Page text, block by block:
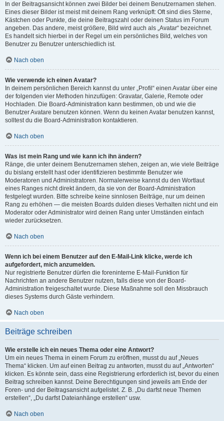
In der Beitragsansicht können zwei Bilder bei deinem Benutzernamen stehen.
Eines dieser Bilder ist meist mit deinem Rang verknüpft: Oft sind dies Sterne,
Kästchen oder Punkte, die deine Beitragszahl oder deinen Status im Forum
angeben. Das andere, meist größere, Bild wird auch als „Avatar“ bezeichnet.
Es handelt sich hierbei in der Regel um ein persönliches Bild, welches von
Benutzer zu Benutzer unterschiedlich ist.
Nach oben
Wie verwende ich einen Avatar?
In deinem persönlichen Bereich kannst du unter „Profil“ einen Avatar über eine
der folgenden vier Methoden hinzufügen: Gravatar, Galerie, Remote oder
Hochladen. Die Board-Administration kann bestimmen, ob und wie die
Benutzer Avatare benutzen können. Wenn du keinen Avatar benutzen kannst,
solltest du die Board-Administration kontaktieren.
Nach oben
Was ist mein Rang und wie kann ich ihn ändern?
Ränge, die unter deinem Benutzernamen stehen, zeigen an, wie viele Beiträge
du bislang erstellt hast oder identifizieren bestimmte Benutzer wie
Moderatoren und Administratoren. Normalerweise kannst du den Wortlaut
eines Ranges nicht direkt ändern, da sie von der Board-Administration
festgelegt wurden. Bitte schreibe keine sinnlosen Beiträge, nur um deinen
Rang zu erhöhen — die meisten Boards dulden dieses Verhalten nicht und ein
Moderator oder Administrator wird deinen Rang unter Umständen einfach
wieder zurücksetzen.
Nach oben
Wenn ich bei einem Benutzer auf den E-Mail-Link klicke, werde ich
aufgefordert, mich anzumelden.
Nur registrierte Benutzer dürfen die foreninterne E-Mail-Funktion für
Nachrichten an andere Benutzer nutzen, falls diese von der Board-
Administration freigeschaltet wurde. Diese Maßnahme soll den Missbrauch
dieses Systems durch Gäste verhindern.
Nach oben
Beiträge schreiben
Wie erstelle ich ein neues Thema oder eine Antwort?
Um ein neues Thema in einem Forum zu eröffnen, musst du auf „Neues
Thema“ klicken. Um auf einen Beitrag zu antworten, musst du auf „Antworten“
klicken. Es könnte sein, dass eine Registrierung erforderlich ist, bevor du einen
Beitrag schreiben kannst. Deine Berechtigungen sind jeweils am Ende der
Foren- und der Beitragsansicht aufgelistet. Z. B. „Du darfst neue Themen
erstellen“, „Du darfst Dateianhänge erstellen“ usw.
Nach oben